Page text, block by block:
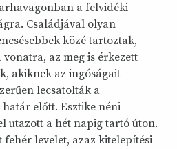
a felvidéki
Családjával olyan
közé tartoztak,
az meg is érkezett
akiknek az ingóságait
lecsatolták a
előtt. Esztike néni
utazott a hét napig tartó úton.
fehér levelet, azaz kitelepítési